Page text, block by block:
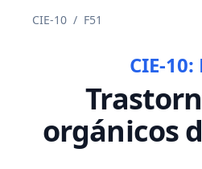
CIE-10 / F51
CIE-10:
orgánicos